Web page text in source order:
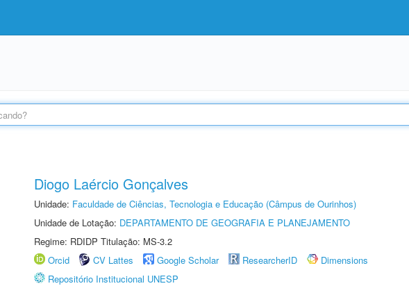
Diogo Laércio Gonçalves
Unidade: Faculdade de Ciências, Tecnologia e Educação (Câmpus de Ourinhos)
Unidade de Lotação: DEPARTAMENTO DE GEOGRAFIA E PLANEJAMENTO
Regime: RDIDP Titulação: MS-3.2
Orcid
CV Lattes Google Scholar ResearcherID
Dimensions
Repositório Institucional UNESP